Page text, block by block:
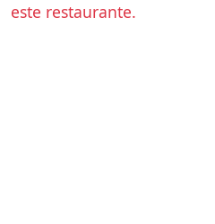
este restaurante.